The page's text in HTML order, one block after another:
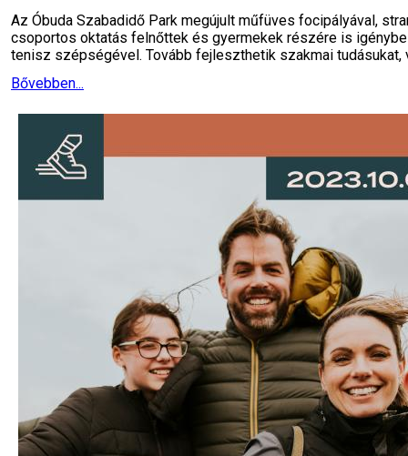
Az Óbuda Szabadidő Park megújult műfüves focipályával,
csoportos oktatás felnőttek és gyermekek részére is
tenisz szépségével. Tovább fejleszthetik szakmai tudásukat,
Bővebben...